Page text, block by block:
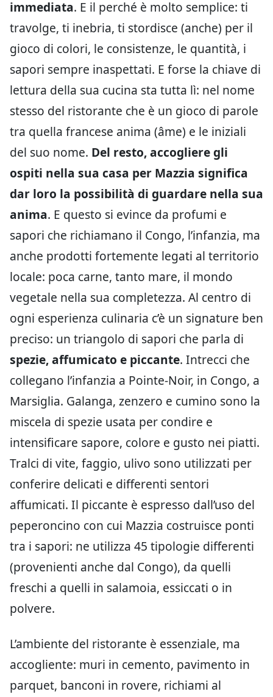
immediata. E il perché è molto semplice: ti
travolge, ti inebria, ti stordisce (anche) per il
gioco di colori, le consistenze, le quantità, i
sapori sempre inaspettati. E forse la chiave di
lettura della sua cucina sta tutta lì: nel nome
stesso del ristorante che è un gioco di parole
tra quella francese anima (âme) e le iniziali
del suo nome. Del resto, accogliere gli
ospiti nella sua casa per Mazzia significa
dar loro la possibilità di guardare nella sua
anima. E questo si evince da profumi e
sapori che richiamano il Congo, l’infanzia, ma
anche prodotti fortemente legati al territorio
locale: poca carne, tanto mare, il mondo
vegetale nella sua completezza. Al centro di
ogni esperienza culinaria c’è un signature ben
preciso: un triangolo di sapori che parla di
spezie, affumicato e piccante. Intrecci che
collegano l’infanzia a Pointe-Noir, in Congo, a
Marsiglia. Galanga, zenzero e cumino sono la
miscela di spezie usata per condire e
intensificare sapore, colore e gusto nei piatti.
Tralci di vite, faggio, ulivo sono utilizzati per
conferire delicati e differenti sentori
affumicati. Il piccante è espresso dall’uso del
peperoncino con cui Mazzia costruisce ponti
tra i sapori: ne utilizza 45 tipologie differenti
(provenienti anche dal Congo), da quelli
freschi a quelli in salamoia, essiccati o in
polvere.
L’ambiente del ristorante è essenziale, ma
accogliente: muri in cemento, pavimento in
parquet, banconi in rovere, richiami al